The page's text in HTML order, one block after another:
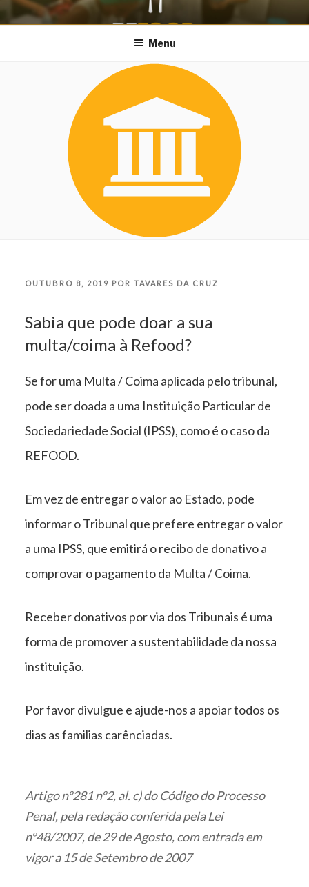
Saltar
REFOOD – PARQUE
DAS NAÇÕES
Aproveitar para Alimentar
Menu
PUBLICADO
OUTUBRO 8, 2019 POR TAVARES DA CRUZ
Sabia que pode doar a sua
multa/coima à Refood?
Se for uma Multa / Coima aplicada pelo tribunal,
pode ser doada a uma Instituição Particular de
Sociedariedade Social (IPSS), como é o caso da
REFOOD.
Em vez de entregar o valor ao Estado, pode
informar o Tribunal que prefere entregar o valor
a uma IPSS, que emitirá o recibo de donativo a
comprovar o pagamento da Multa / Coima.
Receber donativos por via dos Tribunais é uma
forma de promover a sustentabilidade da nossa
instituição.
Por favor divulgue e ajude-nos a apoiar todos os
dias as familias carênciadas.
Artigo nº281 nº2, al. c) do Código do Processo
Penal, pela redação conferida pela Lei
nº48/2007, de 29 de Agosto, com entrada em
vigor a 15 de Setembro de 2007